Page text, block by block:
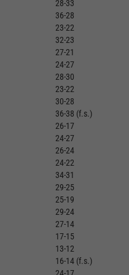
28-33
36-28
23-22
32-23
27-21
24-27
28-30
23-22
30-28
36-38 (f.s.)
26-17
24-27
26-24
24-22
34-31
29-25
25-19
29-24
27-14
17-15
13-12
16-14 (f.s.)